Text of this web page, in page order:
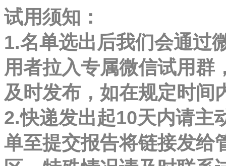
试用须知：
1.名单选出后我们会通过
用者拉入专属微信试用群
及时发布，如在规定时间
2.快递发出起10天内请主
单至提交报告将链接发给